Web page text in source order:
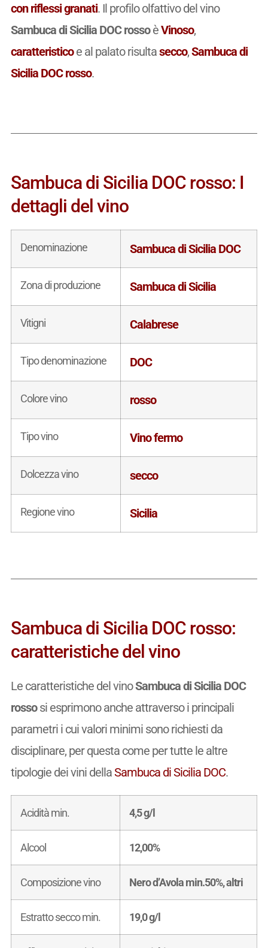
con riflessi granati. Il profilo olfattivo del vino
Sambuca di Sicilia DOC rossoèVinoso,
caratteristicoe al palato risultasecco,Sambuca di
Sicilia DOC rosso.
Sambuca di Sicilia DOC rosso: I
dettagli del vino
Denominazione Sambuca di Sicilia DOC
Zona di produzione Sambuca di Sicilia
Vitigni Calabrese
Tipo denominazione DOC
Colore vino rosso
Tipo vino Vino fermo
Dolcezza vino secco
Regione vino Sicilia
Sambuca di Sicilia DOC rosso:
caratteristiche del vino
Le caratteristiche del vinoSambuca di Sicilia DOC
rossosi esprimono anche attraverso i principali
parametri i cui valori minimi sono richiesti da
disciplinare, per questa come per tutte le altre
tipologie dei vini dellaSambuca di Sicilia DOC.
Acidità min. 4,5 g/l
Alcool 12,00%
Composizione vino Nero d’Avola min.50%, altri
Estratto secco min. 19,0 g/l